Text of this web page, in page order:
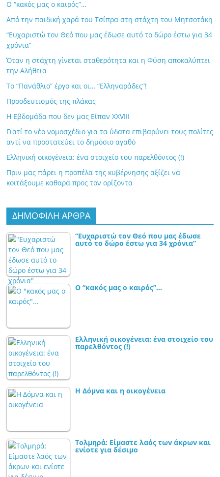
Ο “κακός μας ο καιρός”…
Από την παιδική χαρά του Τσίπρα στη στάχτη του Μητσοτάκη
“Ευχαριστώ τον Θεό που μας έδωσε αυτό το δώρο έστω για 34
χρόνια”
Όταν η στάχτη γίνεται σταθερότητα και η Φύση αποκαλύπτει
την Αλήθεια
Το “Πανάθλιο” έργο και οι… “Ελληναράδες”!
Προοδευτισμός της πλάκας
Η Εβδομάδα που δεν μας Είπαν XXVIII
Γιατί το νέο νομοσχέδιο για τα ύδατα επιβαρύνει τους πολίτες
αντί να προστατεύει το δημόσιο αγαθό
Ελληνική οικογένεια: ένα στοιχείο του παρελθόντος (!)
Πριν μας πάρει η προπέλα της κυβέρνησης αξίζει να
κοιτάξουμε καθαρά προς τον ορίζοντα
ΔΗΜΟΦΙΛΗ ΑΡΘΡΑ
“Ευχαριστώ τον Θεό που μας έδωσε
αυτό το δώρο έστω για 34 χρόνια”
Ο “κακός μας ο καιρός”…
Ελληνική οικογένεια: ένα στοιχείο του
παρελθόντος (!)
Η Δόμνα και η οικογένεια
Τολμηρά: Είμαστε λαός των άκρων και
ενίοτε για δέσιμο